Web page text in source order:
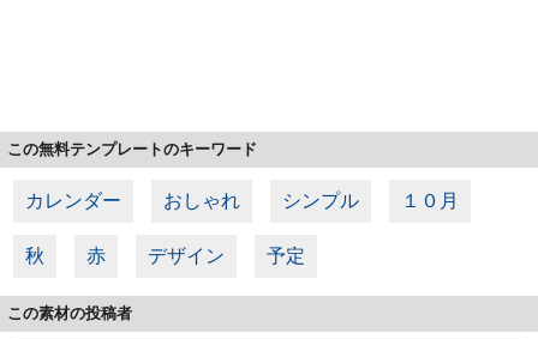
この無料テンプレートのキーワード
カレンダー おしゃれ シンプル １０月
秋 赤 デザイン 予定
この素材の投稿者